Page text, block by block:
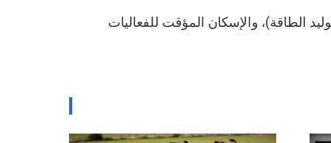
الطاقة)، والإسكان المؤقت للفعاليات